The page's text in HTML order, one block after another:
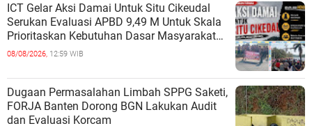
ICT Gelar Aksi Damai Untuk Situ Cikeudal
Serukan Evaluasi APBD 9,49 M Untuk Skala
Prioritaskan Kebutuhan Dasar Masyarakat
Belum Saat nya Butuh Kawasa
08/08/2026, 12:59 WIB
Dugaan Permasalahan Limbah SPPG Saketi,
FORJA Banten Dorong BGN Lakukan Audit
dan Evaluasi Korcam